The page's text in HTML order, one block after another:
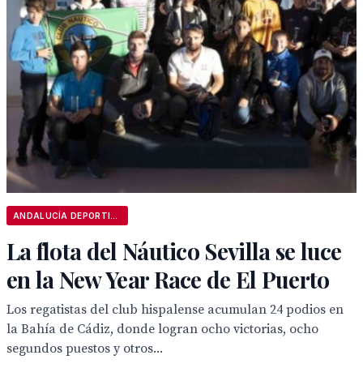
La flota del Náutico Sevilla se luce
en la New Year Race de El Puerto
Los regatistas del club hispalense acumulan 24 podios en
la Bahía de Cádiz, donde logran ocho victorias, ocho
segundos puestos y otros...